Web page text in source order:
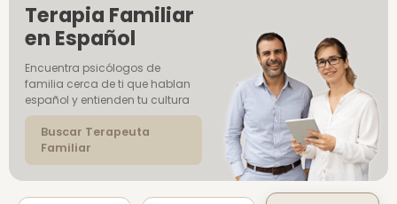
Terapia Familiar
en Español
Encuentra psicólogos de
familia cerca de ti que hablan
español y entienden tu cultura
Buscar Terapeuta
Familiar